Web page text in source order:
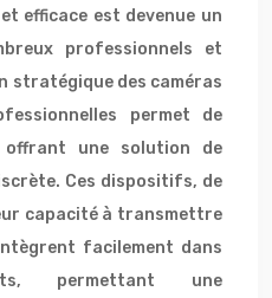
efficace est devenue un
professionnels et
stratégique des caméras
permet de
offrant une solution de
Ces dispositifs, de
capacité à transmettre
facilement dans
permettant une